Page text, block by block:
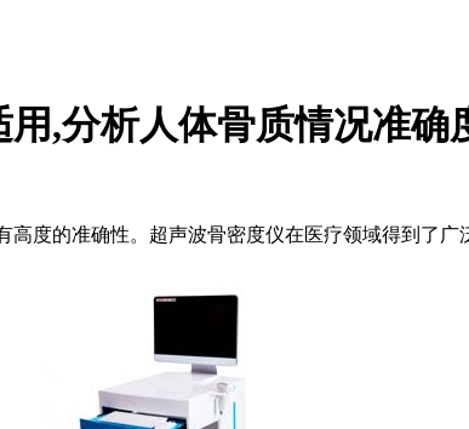
,分析人体骨质情况准确
度的准确性。超声波骨密度仪在医疗领域得到了